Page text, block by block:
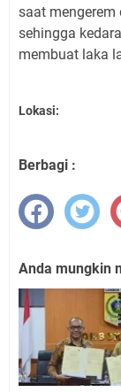
saat mengerem
sehingga
membuat laka
Lokasi:
Berbagi :
Anda mungkin